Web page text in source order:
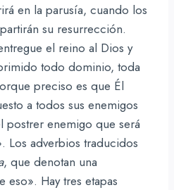
en la parusía, cuando los
su resurrección.
el reino al Dios y
todo dominio, toda
preciso es que Él
a todos sus enemigos
postrer enemigo que será
Los adverbios traducidos
, que denotan una
eso». Hay tres etapas